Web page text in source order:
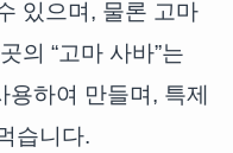
있으며, 물론 고마
의 “고마 사바”는
용하여 만들며, 특제
습니다.